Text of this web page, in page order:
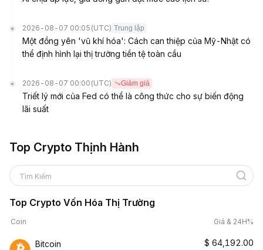
2026-08-07 00:05 (UTC) Trung lập
Một đồng yên 'vũ khí hóa': Cách can thiệp của Mỹ-Nhật có
thể định hình lại thị trường tiền tệ toàn cầu
2026-08-07 00:00 (UTC) Giảm giá
Triết lý mới của Fed có thể là công thức cho sự biến động
lãi suất
Top Crypto Thịnh Hành
Tìm Kiếm
Top Crypto Vốn Hóa Thị Trường
Coin Giá & 24H%
Bitcoin $ 64,192.00